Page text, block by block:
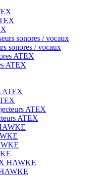
sonores / vocaux
ATEX
ATEX